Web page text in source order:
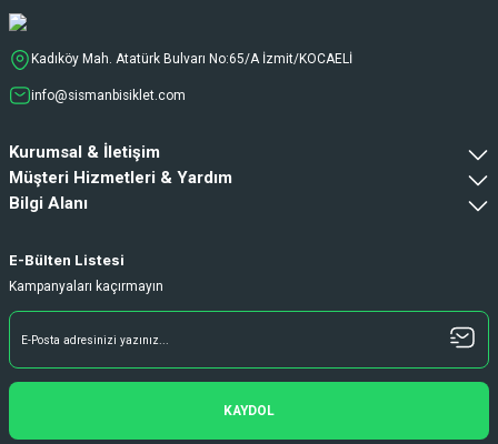
Kadıköy Mah. Atatürk Bulvarı No:65/A İzmit/KOCAELİ
info@sismanbisiklet.com
Kurumsal & İletişim
Müşteri Hizmetleri & Yardım
Bilgi Alanı
E-Bülten Listesi
Kampanyaları kaçırmayın
KAYDOL